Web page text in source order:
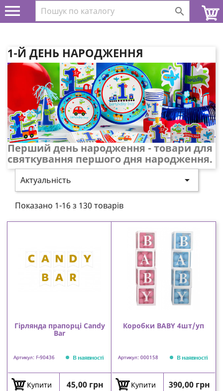
 
1-Й ДЕНЬ НАРОДЖЕННЯ
Перший день народження - товари для
святкування першого дня народження.
Актуальність 
Показано 1-16 з 130 товарів
Гірлянда прапорці Candy
Bar
Артикул: F-90436 В наявності
Купити Ціна
45,00 грн
Коробки BABY 4шт/уп
Артикул: 000158 В наявності
Купити Ціна
390,00 грн